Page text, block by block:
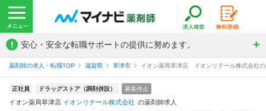
! 安心・安全な転職サポートの提供に努めます。
薬剤師の求人・転職TOP 滋賀県 草津市 イオン薬局草津店 イオンリテール株式会社
正社員 ドラッグストア（調剤併設） 募集停止
イオン薬局草津店 イオンリテール株式会社 の薬剤師求人